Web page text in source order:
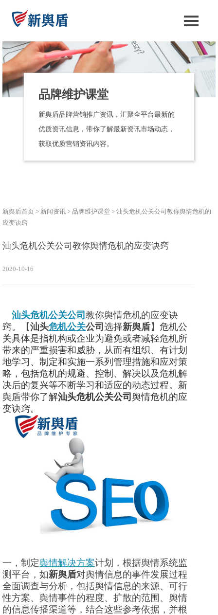
品牌维护课堂
新舆盾品牌营销推广资讯，汇聚全平台最新的
优质资讯信息，带你了解最新资讯市场动态，
获取优质营销资讯内容。
新舆盾首页 > 新闻资讯 > 品牌维护课堂 > 汕头危机公关公司教你舆情危机的
应变诀窍
汕头危机公关公司教你舆情危机的应变诀窍
2020-10-16
汕头危机公关公司教你舆情危机的应变诀
窍。【汕头危机公关公司选择新舆盾】 危机公
关具体是指机构或企业为避免或者减轻危机所
带来的严重损害和威胁，从而有组织、有计划
地学习、制定和实施一系列管理措施和应对策
略，包括危机的规避、控制、解决以及危机解
决后的复兴等不断学习和适应的动态过程。新
舆盾带你了解汕头危机公关公司 舆情危机的应
变诀窍。
一，制定舆情解决方案计划，根据舆情系统监
测平台，如新舆盾对舆情信息的事件发展过程
全面调查与分析，包括舆情信息的来源、可行
性方案、舆情事件的程度、扩散的范围、舆情
的信息传播渠道等，结合这些参考依据，并根